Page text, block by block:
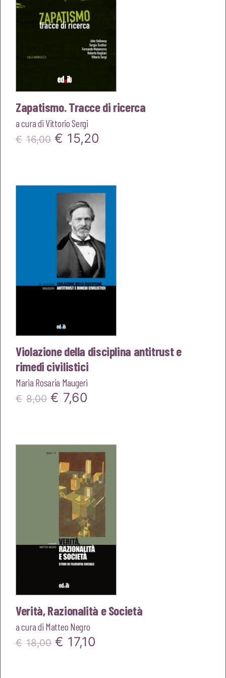
Zapatismo. Tracce di ricerca
a cura di Vittorio Sergi
€ 16,00 Il
era:
€16,00.
€ 15,20
è:
Violazione della disciplina antitrust e
rimedi civilistici
Maria Rosaria Maugeri
€ 8,00 Il
era:
€8,00.
€ 7,60
è:
€7,60.
Verità, Razionalità e Società
a cura di Matteo Negro
€ 18,00 Il
€ 17,10